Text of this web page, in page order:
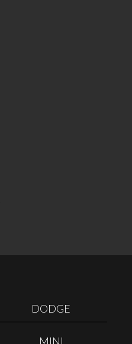
DODGE
MINI